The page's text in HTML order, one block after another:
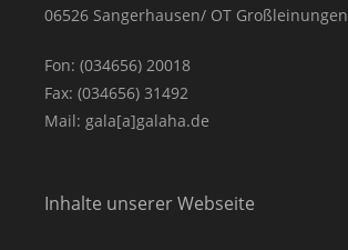
06526 Sangerhausen/ OT Großleinungen
Fon: (034656) 20018
Fax: (034656) 31492
Mail: gala[a]galaha.de
Inhalte unserer Webseite